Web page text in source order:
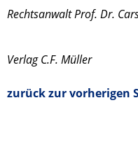
Rechtsanwalt Prof. Dr.
Verlag C.F. Müller
zurück zur vorherigen